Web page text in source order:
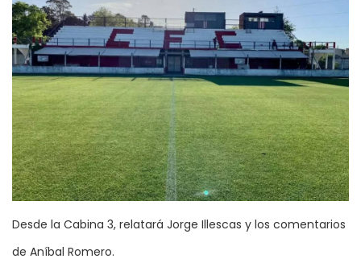
Desde la Cabina 3, relatará Jorge Illescas y los comentarios
de Aníbal Romero.